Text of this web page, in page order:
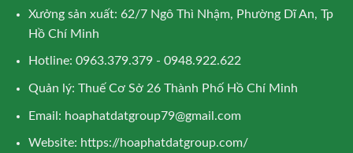
Xưởng sản xuất: 62/7 Ngô Thì Nhậm, Phường Dĩ An, Tp
Hồ Chí Minh
Hotline: 0963.379.379 - 0948.922.622
Quản lý: Thuế Cơ Sở 26 Thành Phố Hồ Chí Minh
Email: hoaphatdatgroup79@gmail.com
Website: https://hoaphatdatgroup.com/